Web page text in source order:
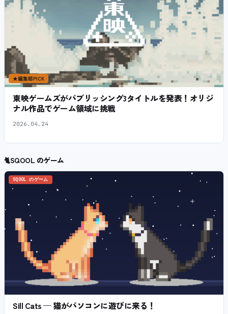
★編集部PICK
東映ゲームズがパブリッシング3タイトルを発表！オリジ
ナル作品でゲーム領域に挑戦
2026.04.24
🐈SQOOL のゲーム
SQOOL のゲーム
Sill Cats — 猫がパソコンに遊びに来る！